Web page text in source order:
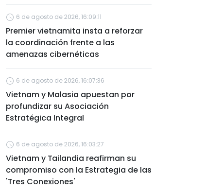
6 de agosto de 2026, 16:09:11
Premier vietnamita insta a reforzar
la coordinación frente a las
amenazas cibernéticas
6 de agosto de 2026, 16:07:36
Vietnam y Malasia apuestan por
profundizar su Asociación
Estratégica Integral
6 de agosto de 2026, 16:03:27
Vietnam y Tailandia reafirman su
compromiso con la Estrategia de las
'Tres Conexiones'